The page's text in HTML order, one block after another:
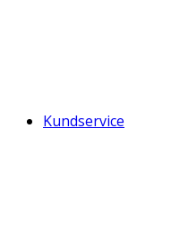
Kundservice